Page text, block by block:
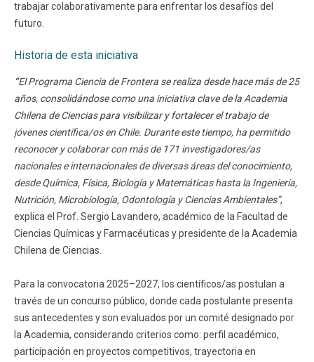
trabajar colaborativamente para enfrentar los desafíos del
futuro.
Historia de esta iniciativa
“El Programa Ciencia de Frontera se realiza desde hace más de 25
años, consolidándosecomo una iniciativa clave de la Academia
Chilena de Ciencias para visibilizar y fortalecer el trabajo de
jóvenes científica/os en Chile. Durante este tiempo, ha permitido
reconocer y colaborar con más de 171 investigadores/as
nacionales e internacionales de diversas áreas del conocimiento,
desdeQuímica, Física, Biología y Matemáticas hasta la Ingeniería,
Nutrición, Microbiología, Odontología y Ciencias Ambientales”,
explica el Prof. Sergio Lavandero, académico de la Facultad de
Ciencias Químicas y Farmacéuticas y presidente de la Academia
Chilena de Ciencias.
Para la convocatoria 2025–2027, los científicos/as postulan a
través de un concurso público, donde cada postulante presenta
sus antecedentes y son evaluados por un comité designado por
la Academia, considerando criterios como: perfil académico,
participación en proyectos competitivos, trayectoria en